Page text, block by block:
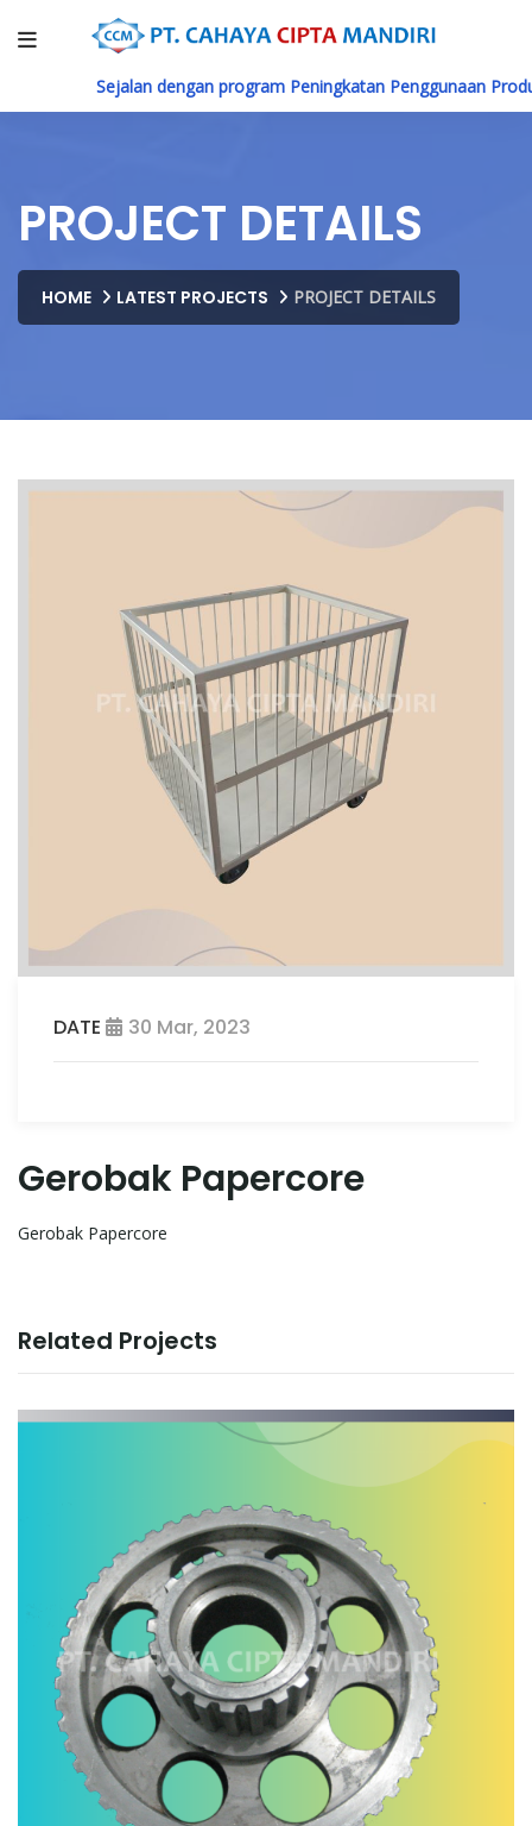
Sejalan dengan program Peningkatan Penggunaan
PROJECT DETAILS
HOME LATEST PROJECTS PROJECT DETAILS
DATE 30 Mar, 2023
Gerobak Papercore
Gerobak Papercore
Related Projects